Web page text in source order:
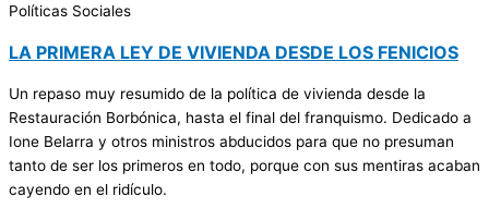
Políticas Sociales
LA PRIMERA LEY DE VIVIENDA DESDE LOS FENICIOS
Un repaso muy resumido de la política de vivienda desde la
Restauración Borbónica, hasta el final del franquismo. Dedicado a
Ione Belarra y otros ministros abducidos para que no presuman
tanto de ser los primeros en todo, porque con sus mentiras acaban
cayendo en el ridículo.